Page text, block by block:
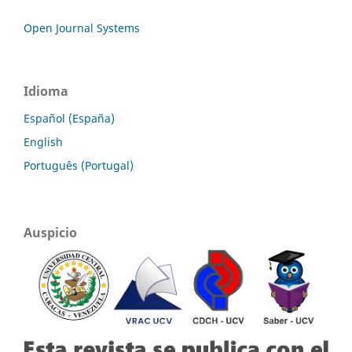
Open Journal Systems
Idioma
Español (España)
English
Português (Portugal)
Auspicio